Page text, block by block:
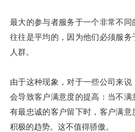
最大的参与者服务于一个非常不同
往往是平均的，因为他们必须服务
人群。
由于这种现象，对于一些公司来
会导致客户满意度的提高：当不满
有最忠诚的客户留下时，客户满意
积极的趋势。这不值得骄傲。